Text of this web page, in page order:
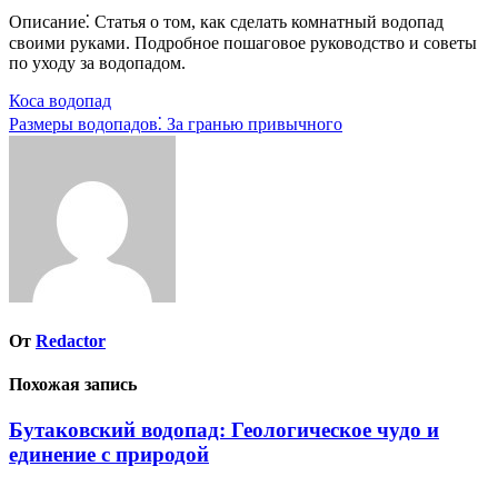
Описание⁚ Статья о том, как сделать комнатный водопад
своими руками. Подробное пошаговое руководство и советы
по уходу за водопадом.
Навигация
по
Коса водопад
Размеры водопадов⁚ За гранью привычного
От Redactor
Похожая запись
Бутаковский водопад: Геологическое чудо и
единение с природой